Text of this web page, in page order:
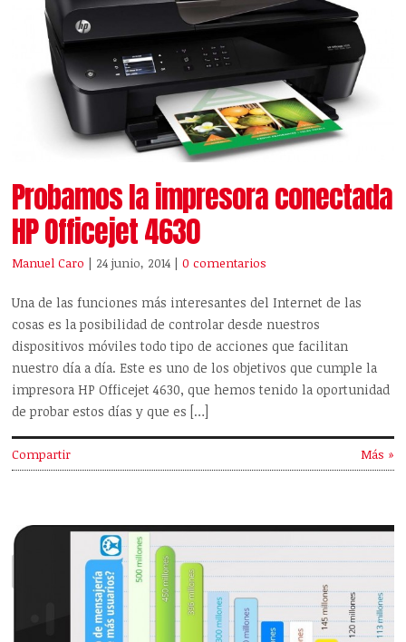
Probamos la impresora conectada
HP Officejet 4630
Manuel Caro | 24 junio, 2014 |0 comentarios
Una de las funciones más interesantes del Internet de las
cosas es la posibilidad de controlar desde nuestros
dispositivos móviles todo tipo de acciones que facilitan
nuestro día a día. Este es uno de los objetivos que cumple la
impresora HP Officejet 4630, que hemos tenido la oportunidad
de probar estos días y que es […]
Compartir Más »